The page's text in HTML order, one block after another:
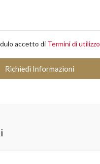
accetto di Termini di utilizzo
Richiedi Informazioni